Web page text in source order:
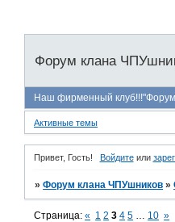
Форум клана
Наш фирменный
Активные темы
Привет, Гость! Войдитеили
»Форум клана ЧПУшников »
Страница:« 1 2 3 4 5 10 »